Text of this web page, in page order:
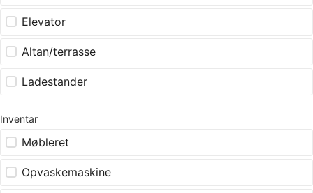
Elevator
Altan/terrasse
Ladestander
Inventar
Møbleret
Opvaskemaskine